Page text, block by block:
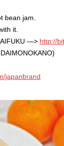
bean jam.
it.
—> http://
japanbrand